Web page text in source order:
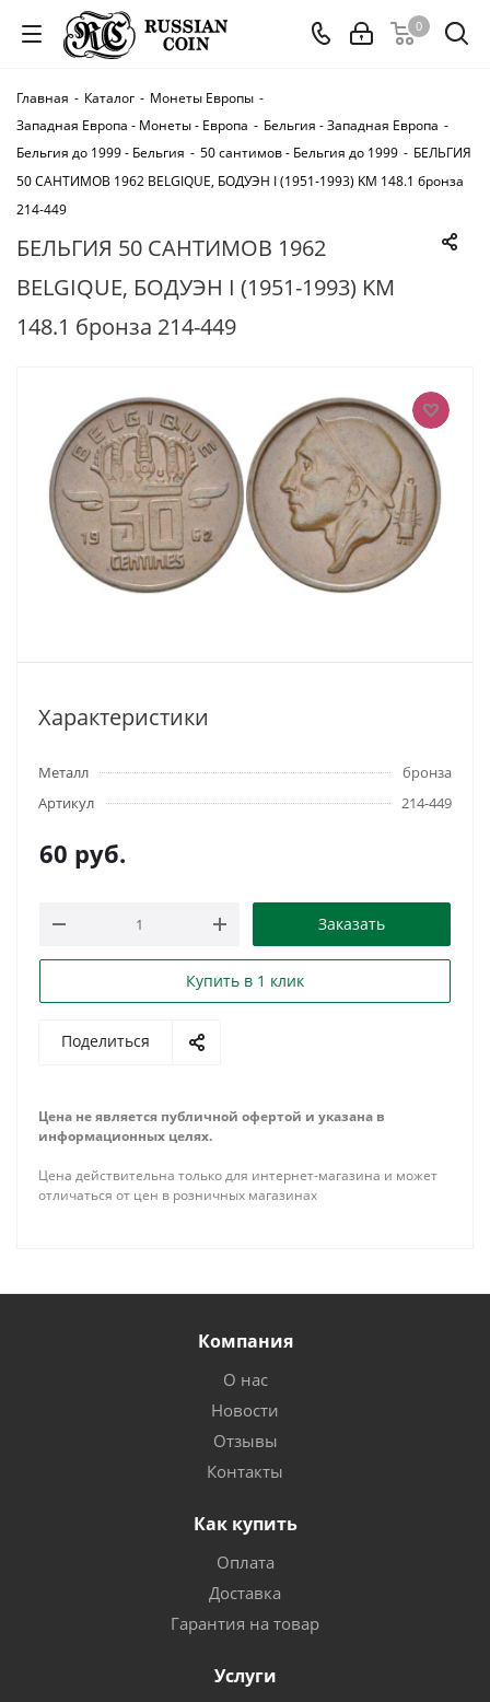
0
Главная - Каталог - Монеты Европы -
Западная Европа - Монеты - Европа - Бельгия - Западная Европа -
Бельгия до 1999 - Бельгия - 50 сантимов - Бельгия до 1999 - БЕЛЬГИЯ
50 САНТИМОВ 1962 BELGIQUE, БОДУЭН I (1951-1993) KM 148.1 бронза
214-449
БЕЛЬГИЯ 50 САНТИМОВ 1962
BELGIQUE, БОДУЭН I (1951-1993) KM
148.1 бронза 214-449
Характеристики
Металл
бронза
Артикул
214-449
60 руб.
Заказать
Купить в 1 клик
Поделиться
Цена не является публичной офертой и указана в
информационных целях.
Цена действительна только для интернет-магазина и может
отличаться от цен в розничных магазинах
Компания
О нас
Новости
Отзывы
Контакты
Как купить
Оплата
Доставка
Гарантия на товар
Услуги